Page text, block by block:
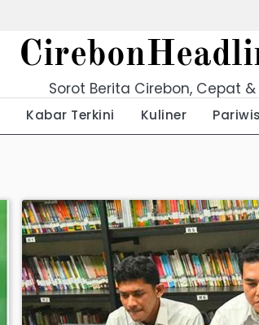
Sorot Berita Cirebon, Cepat
Kabar Terkini Kuliner